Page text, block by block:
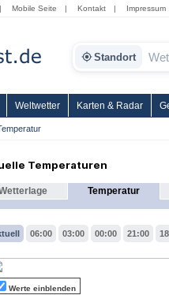
| Mobile Seite | Kontakt | Impressum
Standort
Weltwetter Karten & Radar
Temperaturen
Temperatur
06:00 03:00 00:00 21:00
Werte einblenden